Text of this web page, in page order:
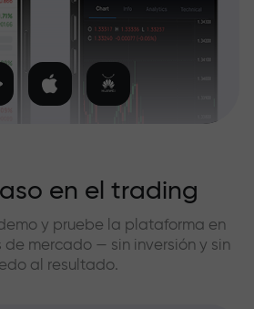
en el trading
y pruebe la plataforma en
mercado — sin inversión y sin
al resultado.